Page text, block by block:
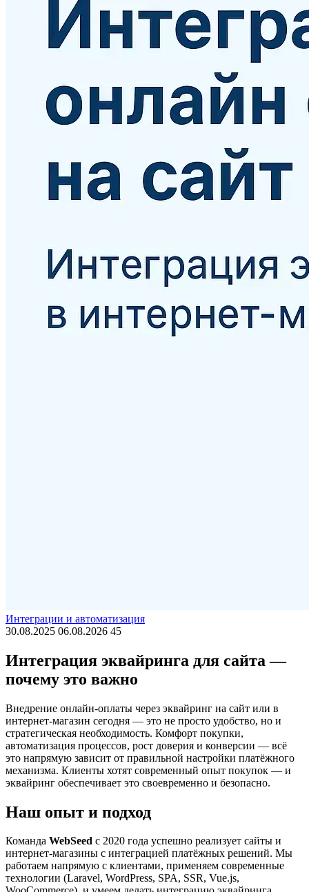
Интеграции и автоматизация
30.08.2025 06.08.2026 45
Интеграция эквайринга для сайта —
почему это важно
Внедрение онлайн-оплаты через эквайринг на сайт или в
интернет-магазин сегодня — это не просто удобство, но и
стратегическая необходимость. Комфорт покупки,
автоматизация процессов, рост доверия и конверсии — всё
это напрямую зависит от правильной настройки платёжного
механизма. Клиенты хотят современный опыт покупок — и
эквайринг обеспечивает это своевременно и безопасно.
Наш опыт и подход
Команда WebSeed с 2020 года успешно реализует сайты и
интернет-магазины с интеграцией платёжных решений. Мы
работаем напрямую с клиентами, применяем современные
технологии (Laravel, WordPress, SPA, SSR, Vue.js,